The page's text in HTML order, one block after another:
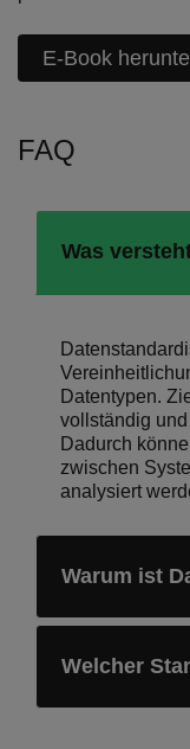
E-Book
FAQ
Was
Datentypen.
vollständig
Dadurch
zwischen
analysiert
Warum ist
Welcher